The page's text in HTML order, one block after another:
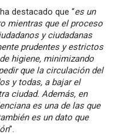
destacado que “es un
mientras que el proceso
y ciudadanas
prudentes y estrictos
higiene, minimizando
que la circulación del
y todas, a bajar el
ciudad. Además, en
es una de las que
es un dato que
”.